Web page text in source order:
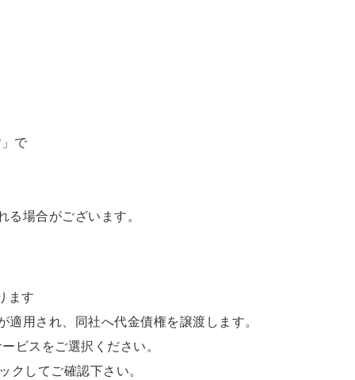
で
場合がございます。
ます
適用され、同社へ代金債権を譲渡します。
ビスをご選択ください。
クしてご確認下さい。